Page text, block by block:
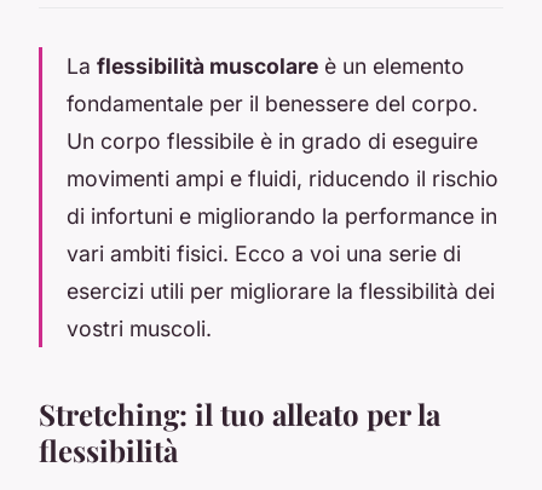
La flessibilità muscolare è un elemento
fondamentale per il benessere del corpo.
Un corpo flessibile è in grado di eseguire
movimenti ampi e fluidi, riducendo il rischio
di infortuni e migliorando la performance in
vari ambiti fisici. Ecco a voi una serie di
esercizi utili per migliorare la flessibilità dei
vostri muscoli.
Stretching: il tuo alleato per la
flessibilità